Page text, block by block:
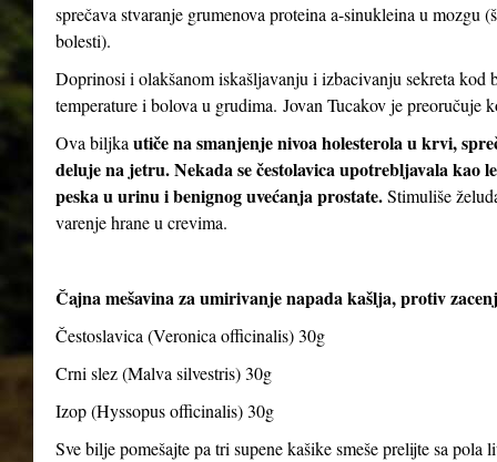
sprečava stvaranje grumenova proteina a-sinukleina u mozgu
bolesti).
Doprinosi i olakšanom iskašljavanju i izbacivanju sekreta kod
temperature i bolova u grudima. Jovan Tucakov je preoručuje
Ova biljka utiče na smanjenje nivoa holesterola u krvi,
deluje na jetru. Nekada se čestolavica upotrebljavala kao
peska u urinu i benignog uvećanja prostate.Stimuliše
varenje hrane u crevima.
Čajna mešavina za umirivanje napada kašlja, protiv
Čestoslavica (Veronica officinalis) 30g
Crni slez (Malva silvestris) 30g
Izop (Hyssopus officinalis) 30g
Sve bilje pomešajte pa tri supene kašike smeše prelijte sa